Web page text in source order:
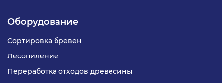
Оборудование
Сортировка бревен
Лесопиление
Переработка отходов древесины